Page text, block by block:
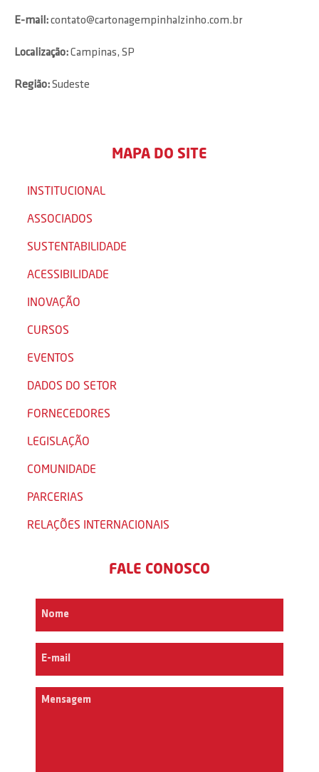
E-mail:contato@cartonagempinhalzinho.com.br
Localização:Campinas, SP
Região:Sudeste
MAPA DO SITE
INSTITUCIONAL
ASSOCIADOS
SUSTENTABILIDADE
ACESSIBILIDADE
INOVAÇÃO
CURSOS
EVENTOS
DADOS DO SETOR
FORNECEDORES
LEGISLAÇÃO
COMUNIDADE
PARCERIAS
RELAÇÕES INTERNACIONAIS
FALE CONOSCO